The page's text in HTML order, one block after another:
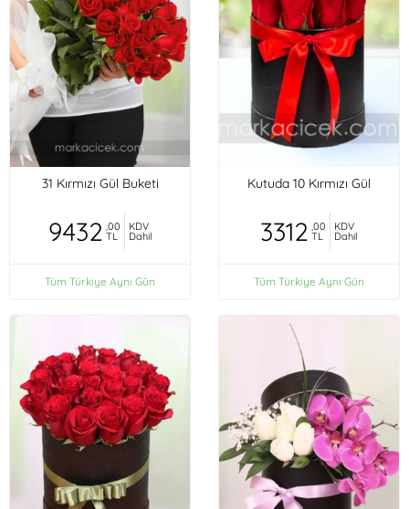
31 Kırmızı Gül Buketi
9432 ,00
TL
KDV
Dahil
Tüm Türkiye Aynı Gün
Kutuda 10 Kırmızı Gül
3312 ,00
TL
KDV
Dahil
Tüm Türkiye Aynı Gün